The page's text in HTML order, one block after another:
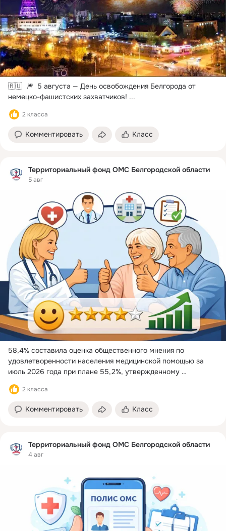
🇷🇺  🎆  5 августа — День освобождения Белгорода от
немецко-фашистских захватчиков! ...
2 класса
Комментировать Класс
Территориальный фонд ОМС Белгородской области
5 авг
58,4% составила оценка общественного мнения по
удовлетворенности населения медицинской помощью за
июль 2026 года при плане 55,2%, утвержденному
региональным паспортом проекта «Модернизация
первичного звена здравоохранения Российской Федерации».
2 класса
Комментировать Класс
Территориальный фонд ОМС Белгородской области
4 авг